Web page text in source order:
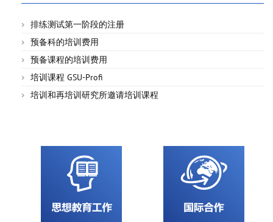
排练测试第一阶段的注册
预备科的培训费用
预备课程的培训费用
培训课程 GSU-Profi
培训和再培训研究所邀请培训课程